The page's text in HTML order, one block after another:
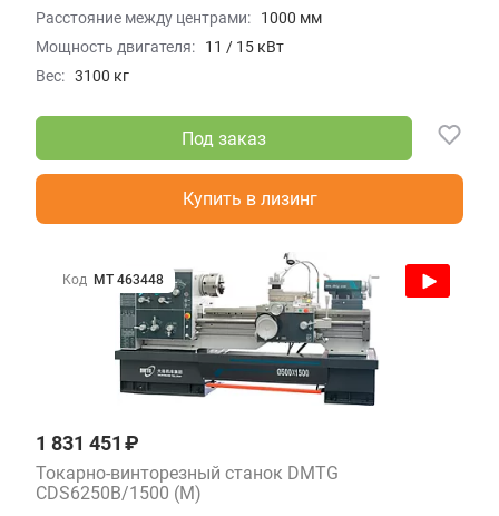
Расстояние между центрами:
1000 мм
Мощность двигателя:
11 / 15 кВт
Вес: 3100 кг
Под заказ
Купить в лизинг
1 831 451 ₽
Токарно-винторезный станок DMTG
CDS6250B/1500 (M)
Код МТ 463448